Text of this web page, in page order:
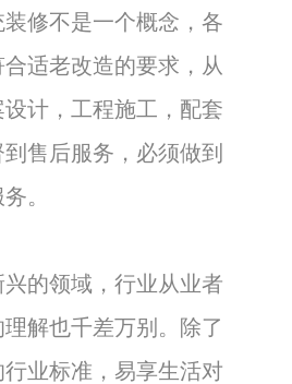
修不是一个概念，各
适老改造的要求，从
设计，工程施工，配套
售后服务，必须做到
。
的领域，行业从业者
解也千差万别。除了
业标准，易享生活对